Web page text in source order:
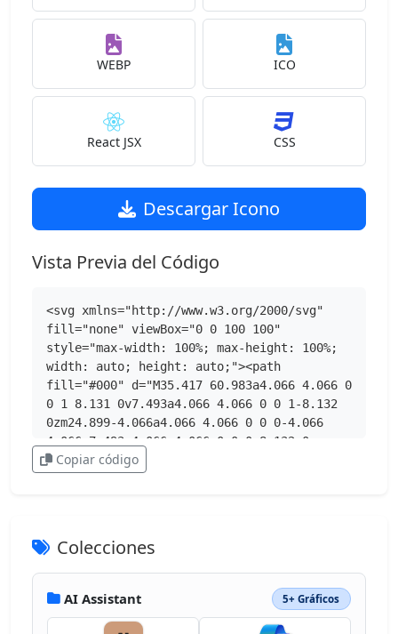
WEBP ICO
React JSX CSS
Descargar Icono
Vista Previa del Código
<svg xmlns="http://www.w3.org/2000/svg"
fill="none" viewBox="0 0 100 100"
style="max-width: 100%; max-height: 100%;
width: auto; height: auto;"><path
fill="#000" d="M35.417 60.983a4.066 4.066 0
0 1 8.131 0v7.493a4.066 4.066 0 0 1-8.132
0zm24.899-4.066a4.066 4.066 0 0 0-4.066
4.066v7.493a4.066 4.066 0 0 0 8.132 0v-
7.493a4.066 4.066 0 0 0-4.066-4.066">
85.693 27.063 80.187 21.25 69.688 10.125
55.75 9 50 9s-19.687 1.125-30.187
12.25C14.3 27.063 11.993 35 11.019 46.126c-
2.583 0-5.008.583-6.638 2.793l-3.043
4.119A6.9 6.9 0 0 0 0 57.126v11.206a4.67
Copiar código
Colecciones
AI Assistant 5+ Gráficos